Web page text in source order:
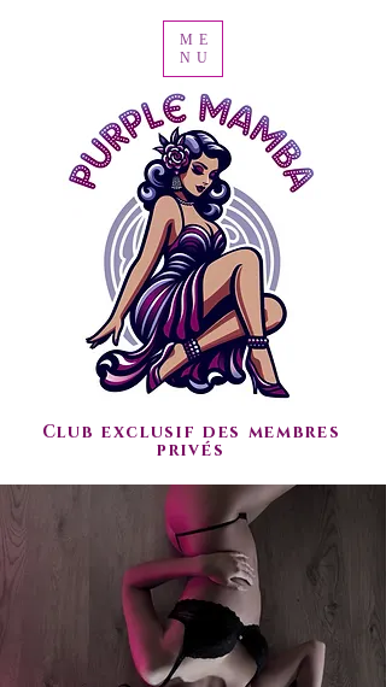
Club exclusif des membres
privés
ME
NU